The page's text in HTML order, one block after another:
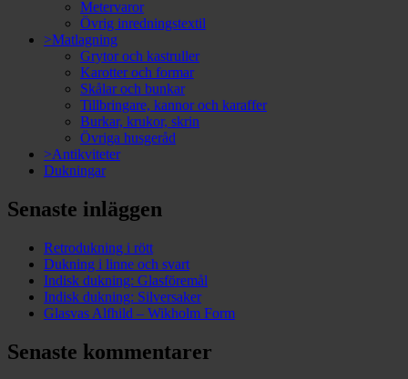
Metervaror
Övrig inredningstextil
>Matlagning
Grytor och kastruller
Karotter och formar
Skålar och bunkar
Tillbringare, kannor och karaffer
Burkar, krukor, skrin
Övriga husgeråd
>Antikviteter
Dukningar
Senaste inläggen
Retrodukning i rött
Dukning i linne och svart
Indisk dukning: Glasföremål
Indisk dukning: Silversaker
Glasvas Alfhild – Wikholm Form
Senaste kommentarer